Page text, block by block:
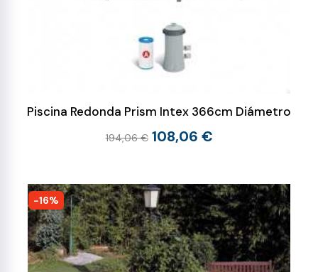
Piscina Redonda Prism Intex 366cm Diámetro
194,06 € 108,06 €
-16%